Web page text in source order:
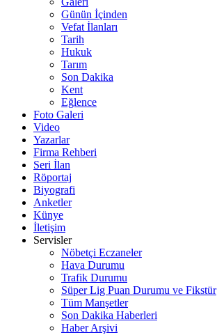
Günün İçinden
Vefat İlanları
Tarih
Hukuk
Tarım
Son Dakika
Kent
Eğlence
Foto Galeri
Video
Yazarlar
Firma Rehberi
Seri İlan
Röportaj
Biyografi
Anketler
Künye
İletişim
Servisler
Nöbetçi Eczaneler
Hava Durumu
Trafik Durumu
Süper Lig Puan Durumu ve Fikstür
Tüm Manşetler
Son Dakika Haberleri
Haber Arşivi